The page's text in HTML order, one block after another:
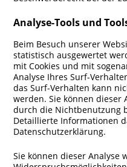
Analyse-Tools und
Beim Besuch unserer
statistisch ausgewertet
mit Cookies und mit
Analyse Ihres Surf-
das Surf-Verhalten kann
werden. Sie können dieser
durch die Nichtbenutzung
Detaillierte Informationen
Datenschutzerklärung.
Sie können dieser Analyse